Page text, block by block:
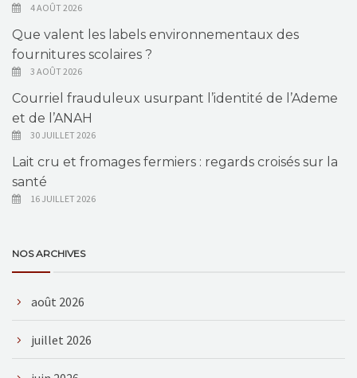
4 AOÛT 2026
Que valent les labels environnementaux des
fournitures scolaires ?
3 AOÛT 2026
Courriel frauduleux usurpant l’identité de l’Ademe
et de l’ANAH
30 JUILLET 2026
Lait cru et fromages fermiers : regards croisés sur la
santé
16 JUILLET 2026
NOS ARCHIVES
août 2026
juillet 2026